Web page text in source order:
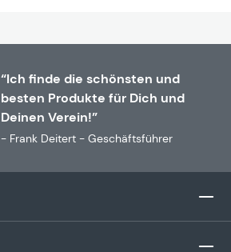
“Ich finde die schönsten und
besten Produkte für Dich und
Deinen Verein!”
- Frank Deitert - Geschäftsführer